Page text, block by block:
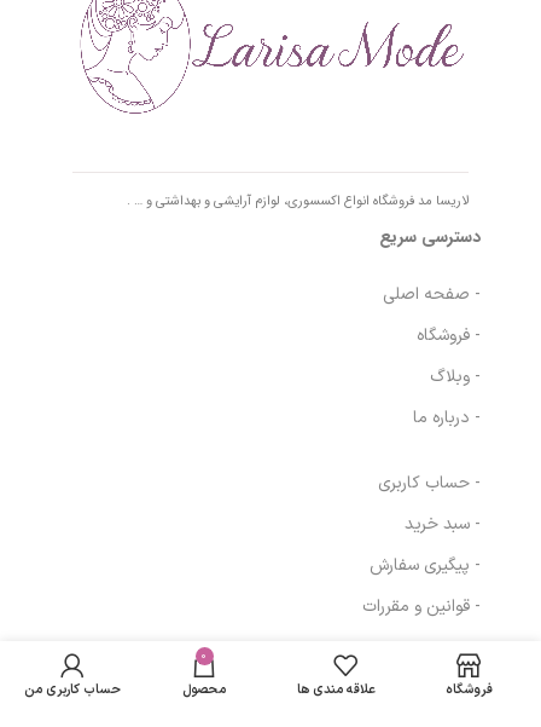
لاریسا مد فروشگاه انواع اکسسوری، لوازم آرایشی و بهداشتی و … .
دسترسی سریع
- صفحه اصلی
- فروشگاه
- وبلاگ
- درباره ما
- حساب کاربری
- سبد خرید
- پیگیری سفارش
- قوانین و مقررات
مسیرهای ارتباطی
کرم دور چشم
لافارر مناسب افراد
زیر 40 سال حجم
1,052,762 تومان
باشد فروشگاه علاقه مندی ها
0
محصول حساب کاربری من